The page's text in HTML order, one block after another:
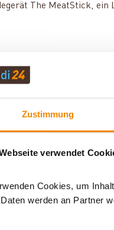
Zustimmung
verwendet
Cookies, um
werden an Partner
The MeatStick, ein
Artikel
|Zubehör|